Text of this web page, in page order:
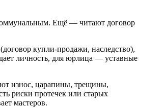
Ещё — читают договор
купли‑продажи, наследство),
личность, для юрлица — уставные
износ, царапины, трещины,
риски протечек или старых
мастеров.